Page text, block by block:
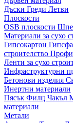
Дъски Греди Летви
Плоскости
OSB плоскости
Материали за сухо
Гипсокартон
строителство
Ленти за сухо
Инфраструктурни
Бетонови изделия
Инертни материали
Пясък Филц Чакъл
материали
Метали